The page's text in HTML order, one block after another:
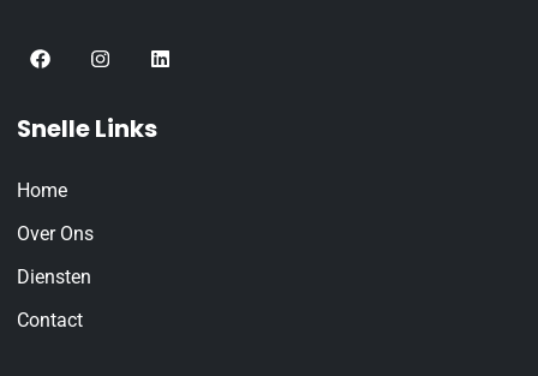
Snelle Links
Home
Over Ons
Diensten
Contact